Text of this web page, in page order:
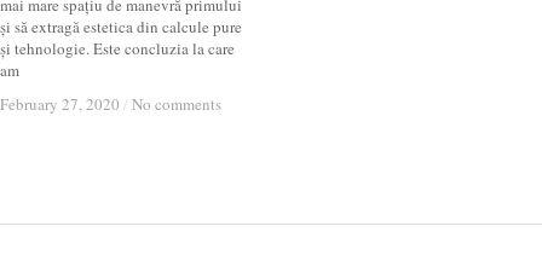
mai mare spațiu de manevră primului
și să extragă estetica din calcule pure
și tehnologie. Este concluzia la care
am
February 27, 2020 / No comments
February 27, 2020 / No comments